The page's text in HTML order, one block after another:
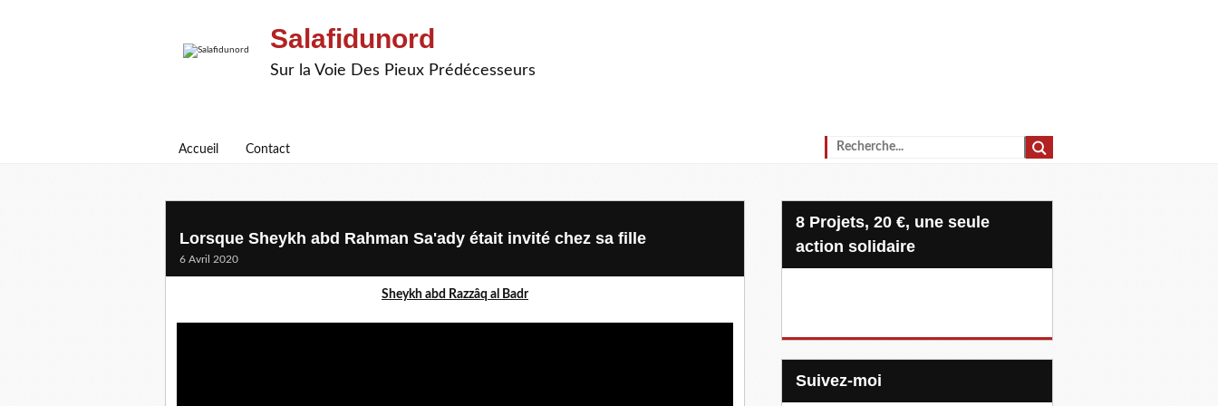
Salafidunord
Sur la Voie Des Pieux Prédécesseurs
Accueil Contact
Lorsque Sheykh abd Rahman Sa'ady était invité chez sa fille
6 Avril 2020
Sheykh abd Razzâq al Badr
8 Projets, 20 €, une seule
action solidaire
Suivez-moi